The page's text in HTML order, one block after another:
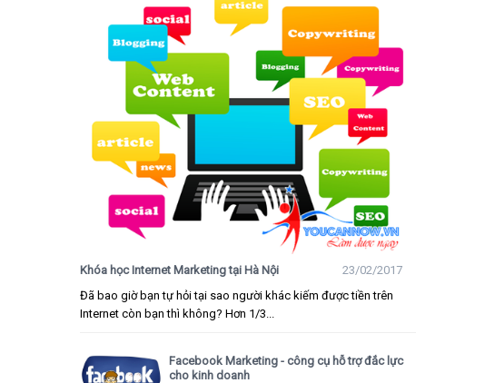
Khóa học Internet Marketing tại Hà Nội
23/02/2017
Đã bao giờ bạn tự hỏi tại sao người khác kiếm được tiền trên
Internet còn bạn thì không? Hơn 1/3...
Facebook Marketing - công cụ hỗ trợ đắc lực
cho kinh doanh